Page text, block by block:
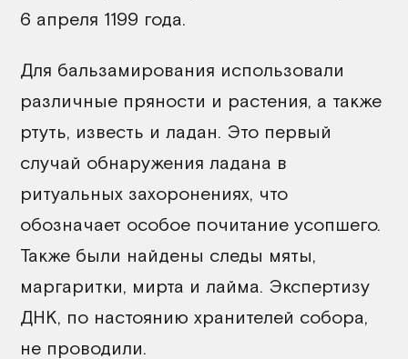
6 апреля 1199 года.
Для бальзамирования использовали
различные пряности и растения, а также
ртуть, известь и ладан. Это первый
случай обнаружения ладана в
ритуальных захоронениях, что
обозначает особое почитание усопшего.
Также были найдены следы мяты,
маргаритки, мирта и лайма. Экспертизу
ДНК, по настоянию хранителей собора,
не проводили.